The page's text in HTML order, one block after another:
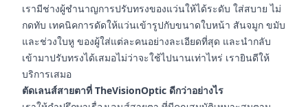
เรามีช่างผู้ชำนาญการปรับทรงของแว่นให้ได้ระดับ ใส่สบาย ไม่
กดทับ เทคนิคการดัดให้แว่นเข้ารูปกับขนาดใบหน้า สันจมูก ขมับ
และช่วงใบหู ของผู้ใส่แต่ละคนอย่างละเอียดที่สุด และนำกลับ
เข้ามาปรับทรงได้เสมอไม่ว่าจะใช้ไปนานเท่าไหร่ เรายินดีให้
บริการเสมอ
ตัดเลนส์สายตาที่ TheVisionOptic ดีกว่าอย่างไร